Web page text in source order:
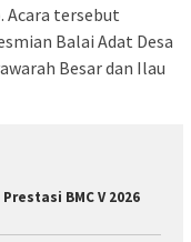
Acara tersebut
Balai Adat Desa
Besar dan Ilau
BMC V 2026